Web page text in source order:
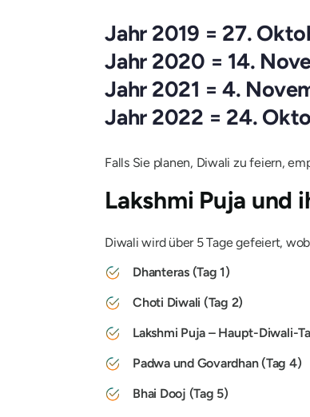
Jahr 2019 = 27.
Jahr 2020 = 14.
Jahr 2021 = 4.
Jahr 2022 = 24.
Falls Sie planen, Diwali zu feiern,
Lakshmi Puja und
Diwali wird über 5 Tage gefeiert,
Dhanteras (Tag 1)
Choti Diwali (Tag 2)
Lakshmi Puja – Haupt-Diwali-
Padwa und Govardhan (Tag 4)
Bhai Dooj (Tag 5)